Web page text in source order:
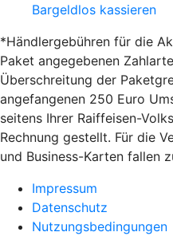
Bargeldlos kassieren
*Händlergebühren für die
Paket angegebenen
Überschreitung der
angefangenen 250 Euro
seitens Ihrer Raiffeisen-
Rechnung gestellt. Für die
und Business-Karten fallen
Impressum
Datenschutz
Nutzungsbedingungen